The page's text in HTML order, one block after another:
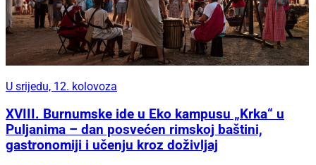
U srijedu, 12. kolovoza
XVIII. Burnumske ide u Eko kampusu „Krka“ u
Puljanima – dan posvećen rimskoj baštini,
gastronomiji i učenju kroz doživljaj